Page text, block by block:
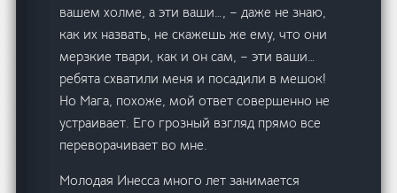
вашем холме, а эти ваши…, – даже не знаю,
как их назвать, не скажешь же ему, что они
мерзкие твари, как и он сам, – эти ваши…
ребята схватили меня и посадили в мешок!
Но Мага, похоже, мой ответ совершенно не
устраивает. Его грозный взгляд прямо все
переворачивает во мне.
Молодая Инесса много лет занимается